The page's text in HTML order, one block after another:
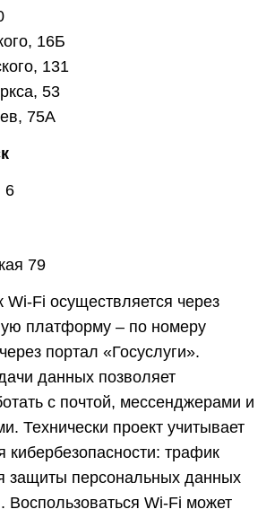
16Б
131
53
75А
6
79
Fi осуществляется через
платформу – по номеру
портал «Госуслуги».
данных позволяет
с почтой, мессенджерами и
Технически проект учитывает
кибербезопасности: трафик
защиты персональных данных
Воспользоваться Wi-Fi может